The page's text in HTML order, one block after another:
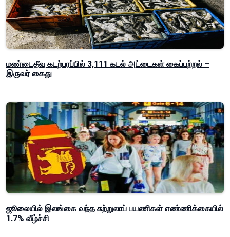
மண்டைதீவு கடற்பரப்பில் 3,111 கடல் அட்டைகள் கைப்பற்றல் –
இருவர் கைது
ஜூலையில் இலங்கை வந்த சுற்றுலாப் பயணிகள் எண்ணிக்கையில்
1.7% வீழ்ச்சி